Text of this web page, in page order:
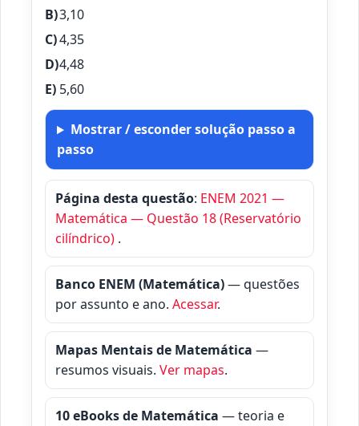
3,10
4,35
4,48
5,60
Mostrar / esconder solução passo a
passo
Página desta questão: ENEM 2021 —
Matemática — Questão 18 (Reservatório
cilíndrico) .
Banco ENEM (Matemática)— questões
por assunto e ano. Acessar.
Mapas Mentais de Matemática —
resumos visuais. Ver mapas.
10 eBooks de Matemática — teoria e